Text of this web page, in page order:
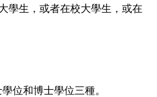
學生，或者在校大學生，或在
位和博士學位三種。